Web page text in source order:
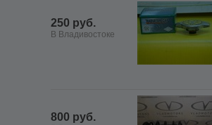
250 руб.
В Владивостоке
800 руб.